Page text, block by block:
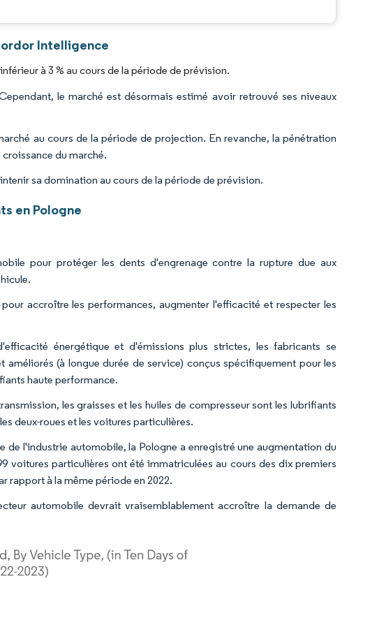
Intelligence
à 3 % au cours de la période de prévision.
le marché est désormais estimé avoir retrouvé ses niveaux
au cours de la période de projection. En revanche, la pénétration
du marché.
sa domination au cours de la période de prévision.
en Pologne
pour protéger les dents d'engrenage contre la rupture due aux
accroître les performances, augmenter l'efficacité et respecter les
énergétique et d'émissions plus strictes, les fabricants se
(à longue durée de service) conçus spécifiquement pour les
haute performance.
les graisses et les huiles de compresseur sont les lubrifiants
deux-roues et les voitures particulières.
de l'industrie automobile, la Pologne a enregistré une augmentation du
voitures particulières ont été immatriculées au cours des dix premiers
rapport à la même période en 2022.
automobile devrait vraisemblablement accroître la demande de